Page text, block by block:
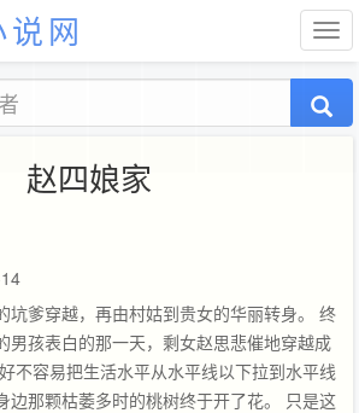
网
赵四娘家
坑爹穿越，再由村姑到贵女的华丽转身。 终
男孩表白的那一天，剩女赵思悲催地穿越成
不容易把生活水平从水平线以下拉到水平线
边那颗枯萎多时的桃树终于开了花。 只是这